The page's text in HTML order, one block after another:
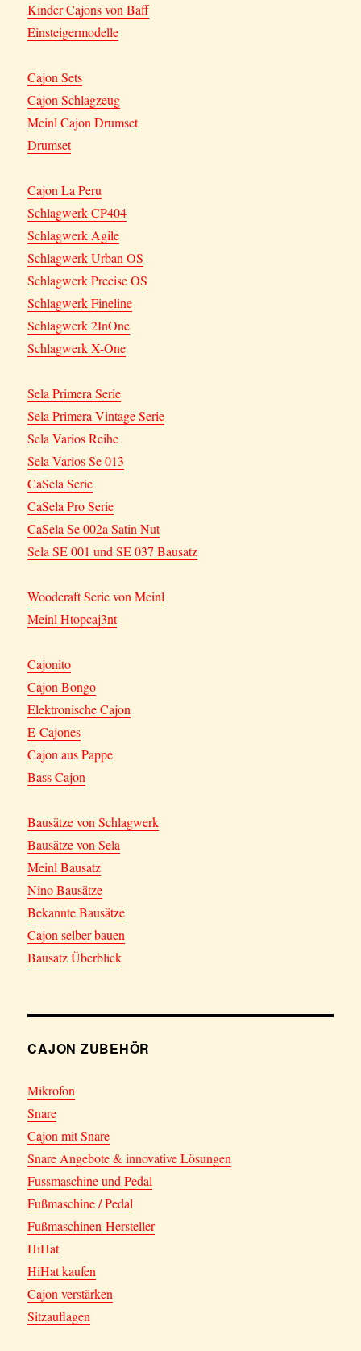
Kinder Cajons von Baff
Einsteigermodelle
Cajon Sets
Cajon Schlagzeug
Meinl Cajon Drumset
Drumset
Cajon La Peru
Schlagwerk CP404
Schlagwerk Agile
Schlagwerk Urban OS
Schlagwerk Precise OS
Schlagwerk Fineline
Schlagwerk 2InOne
Schlagwerk X-One
Sela Primera Serie
Sela Primera Vintage Serie
Sela Varios Reihe
Sela Varios Se 013
CaSela Serie
CaSela Pro Serie
CaSela Se 002a Satin Nut
Sela SE 001 und SE 037 Bausatz
Woodcraft Serie von Meinl
Meinl Htopcaj3nt
Cajonito
Cajon Bongo
Elektronische Cajon
E-Cajones
Cajon aus Pappe
Bass Cajon
Bausätze von Schlagwerk
Bausätze von Sela
Meinl Bausatz
Nino Bausätze
Bekannte Bausätze
Cajon selber bauen
Bausatz Überblick
CAJON ZUBEHÖR
Mikrofon
Snare
Cajon mit Snare
Snare Angebote & innovative Lösungen
Fussmaschine und Pedal
Fußmaschine / Pedal
Fußmaschinen-Hersteller
HiHat
HiHat kaufen
Cajon verstärken
Sitzauflagen